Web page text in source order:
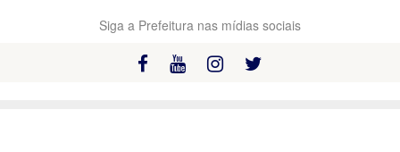
Siga a Prefeitura nas mídias sociais